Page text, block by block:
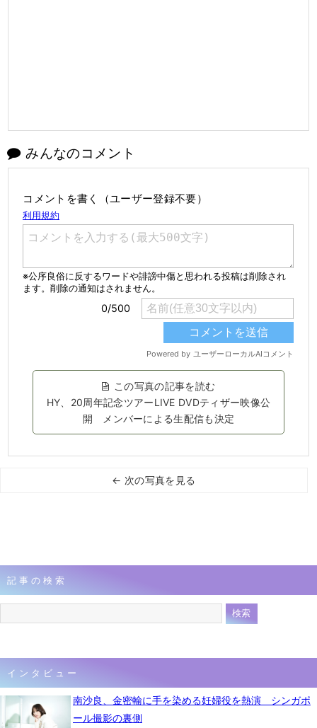
みんなのコメント
コメントを書く（ユーザー登録不要）
この写真の記事を読む
HY、20周年記念ツアーLIVE DVDティザー映像公
開 メンバーによる生配信も決定
← 次の写真を見る
記事の検索
インタビュー
南沙良、金密輸に手を染める妊婦役を熱演 シンガポ
ール撮影の裏側